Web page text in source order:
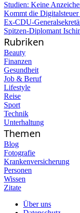
Studien: Keine
Kommt die
Ex-CDU-
Spitzen-Diplomant
Rubriken
Beauty
Finanzen
Gesundheit
Job & Beruf
Lifestyle
Reise
Sport
Technik
Unterhaltung
Themen
Blog
Fotografie
Krankenversicherung
Personen
Wissen
Zitate
Über uns